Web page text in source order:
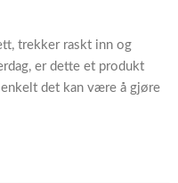
trekker raskt inn og
er dette et produkt
det kan være å gjøre